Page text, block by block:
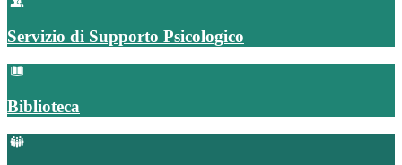
Servizio di Supporto Psicologico
Biblioteca